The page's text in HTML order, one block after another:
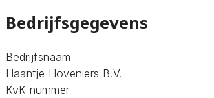
Bedrijfsgegevens
Bedrijfsnaam
Haantje Hoveniers B.V.
KvK nummer